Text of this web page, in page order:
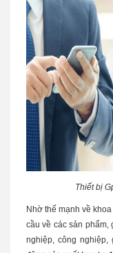
Thiết bị
Nhờ thế mạnh về
cầu về các sản phẩm,
nghiệp, công